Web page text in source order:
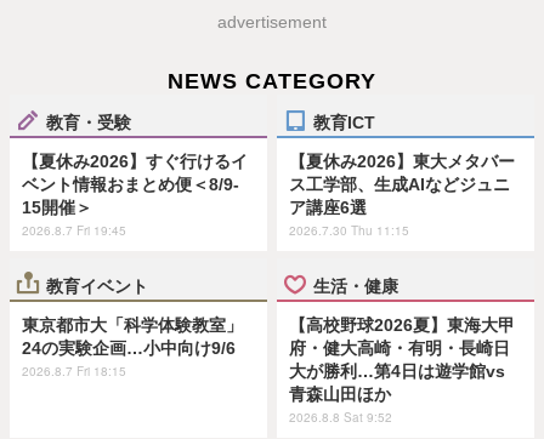
advertisement
NEWS CATEGORY
教育・受験
【夏休み2026】すぐ行けるイ
ベント情報おまとめ便＜8/9-
15開催＞
2026.8.7 Fri 19:45
教育ICT
【夏休み2026】東大メタバー
ス工学部、生成AIなどジュニ
ア講座6選
2026.7.30 Thu 11:15
教育イベント
東京都市大「科学体験教室」
24の実験企画…小中向け9/6
2026.8.7 Fri 18:15
生活・健康
【高校野球2026夏】東海大甲
府・健大高崎・有明・長崎日
大が勝利…第4日は遊学館vs
青森山田ほか
2026.8.8 Sat 9:52